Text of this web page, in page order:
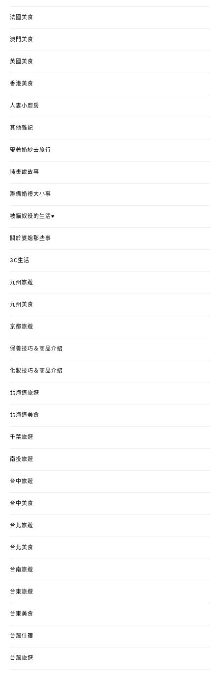
法國美食
澳門美食
英國美食
香港美食
人妻小廚房
其他雜記
帶著婚紗去旅行
插畫說故事
籌備婚禮大小事
被貓奴役的生活♥
關於婆媳那些事
3C生活
九州旅遊
九州美食
京都旅遊
保養技巧＆商品介紹
化妝技巧＆商品介紹
北海道旅遊
北海道美食
千葉旅遊
南投旅遊
台中旅遊
台中美食
台北旅遊
台北美食
台南旅遊
台東旅遊
台東美食
台灣住宿
台灣旅遊